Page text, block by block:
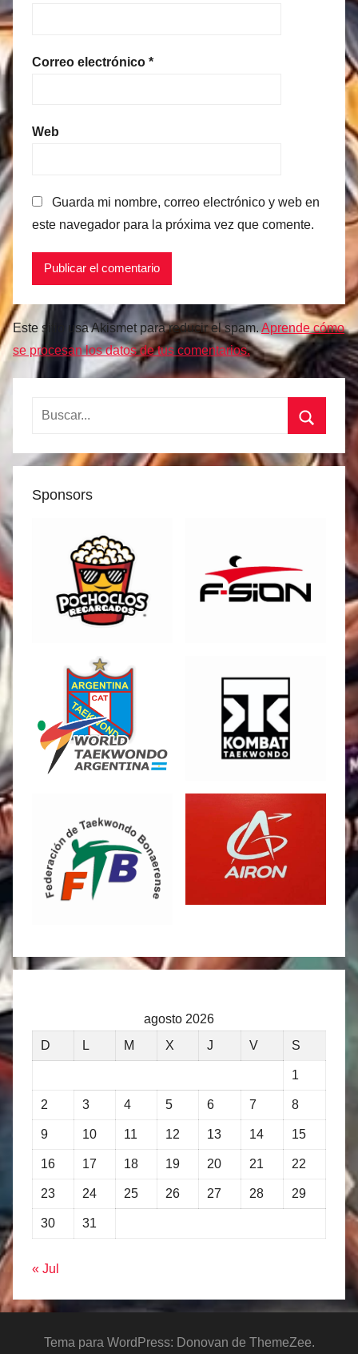
Correo electrónico *
Web
Guarda mi nombre, correo electrónico y web en
este navegador para la próxima vez que comente.
Este sitio usa Akismet para reducir el spam. Aprende cómo
se procesan los datos de tus comentarios.
Buscar:
Sponsors
agosto 2026
D
L M X J V S
1
2 3 4 5 6 7 8
9 10 11 12 13 14 15
16 17 18 19 20 21 22
23 24 25 26 27 28 29
30 31
« Jul
Tema para WordPress: Donovan de ThemeZee.